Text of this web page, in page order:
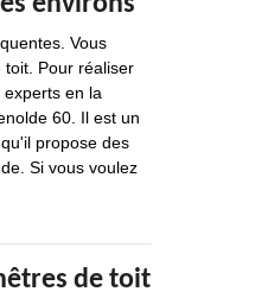
Vous
Pour réaliser
en la
60. Il est un
propose des
Si vous voulez
de toit